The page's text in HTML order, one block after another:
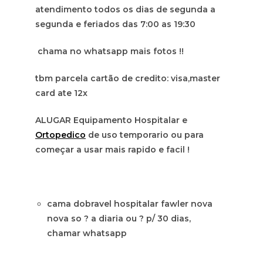
atendimento todos os dias de segunda a
segunda e feriados das 7:00 as 19:30
chama no whatsapp mais fotos !!
tbm parcela cartão de credito: visa,master
card ate 12x
ALUGAR Equipamento Hospitalar e
Ortopedico de uso temporario ou para
começar a usar mais rapido e facil !
cama dobravel hospitalar fawler nova
nova so ? a diaria ou ? p/ 30 dias,
chamar whatsapp